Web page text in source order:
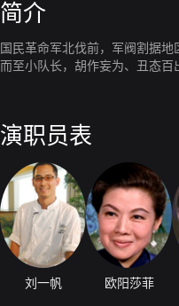
简介
国民革命军北伐前，军阀割据
而至小队长，胡作妄为、丑态
演职员表
刘一帆 欧阳莎菲